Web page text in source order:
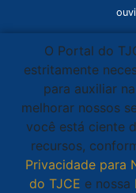
O Portal do
estritamente
para auxiliar
melhorar nossos
você está ciente
recursos,
Privacidade para
do TJCE e nossa